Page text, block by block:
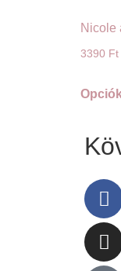
Nicole
3390 Ft